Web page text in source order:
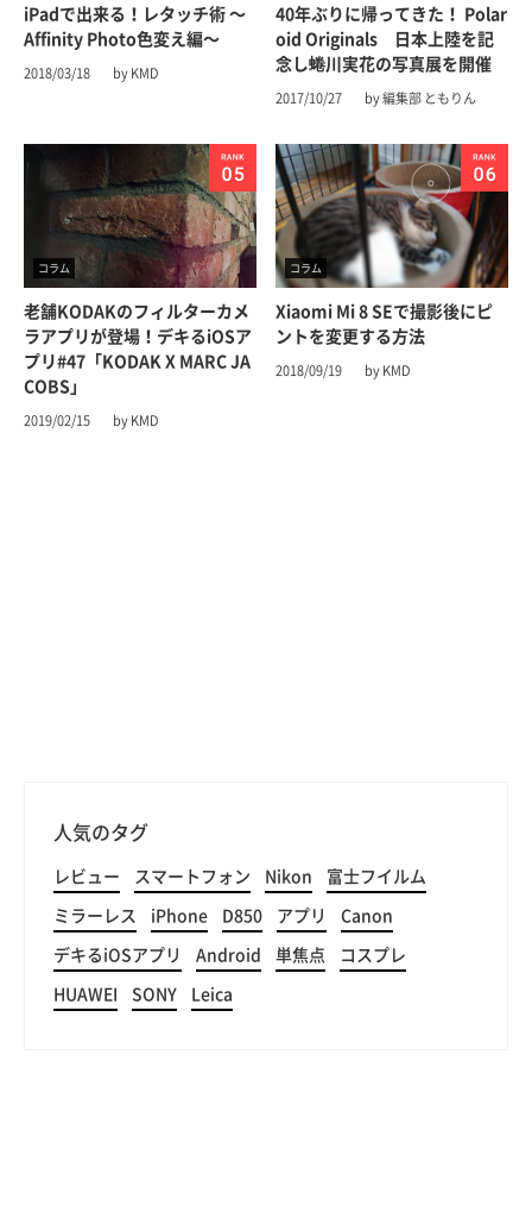
iPadで出来る！レタッチ術 〜
Affinity Photo色変え編〜
2018/03/18 by KMD
40年ぶりに帰ってきた！ Polar
oid Originals 日本上陸を記
念し蜷川実花の写真展を開催
2017/10/27 by 編集部 ともりん
コラム
老舗KODAKのフィルターカメ
ラアプリが登場！デキるiOSア
プリ#47「KODAK X MARC JA
COBS」
2019/02/15 by KMD
コラム
Xiaomi Mi 8 SEで撮影後にピ
ントを変更する方法
2018/09/19 by KMD
人気のタグ
レビュー スマートフォン Nikon 富士フイルム
ミラーレス iPhone D850 アプリ Canon
デキるiOSアプリ Android 単焦点 コスプレ
HUAWEI SONY Leica